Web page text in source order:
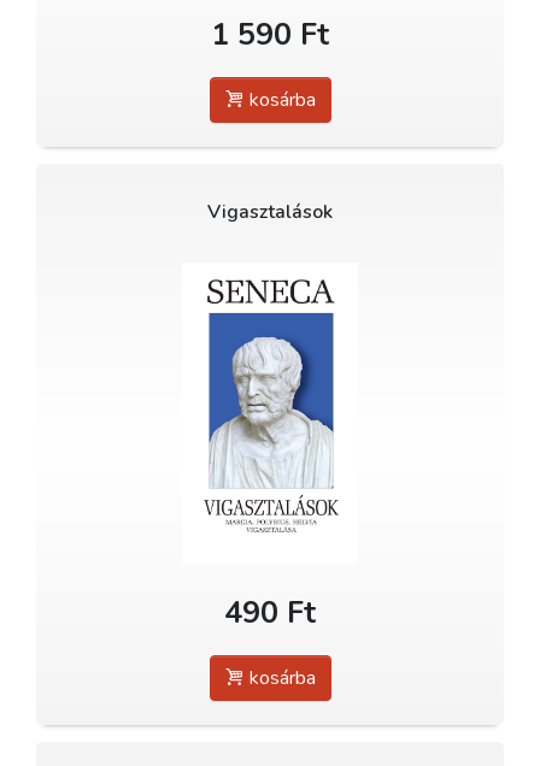
1 590 Ft
kosárba
Vigasztalások
490 Ft
kosárba